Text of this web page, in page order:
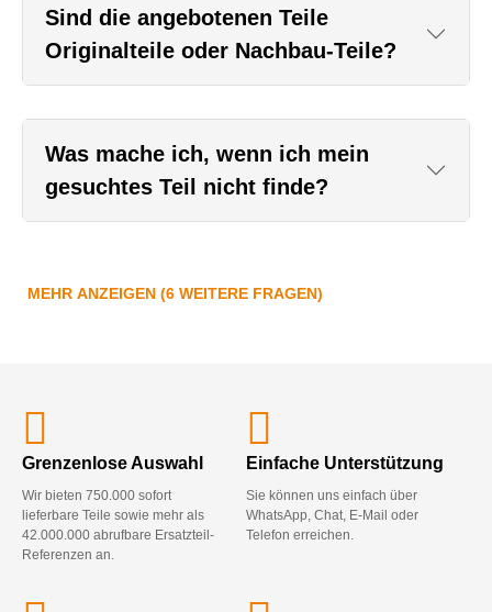
Sind die angebotenen Teile
Originalteile oder Nachbau-Teile?
Was mache ich, wenn ich mein
gesuchtes Teil nicht finde?
MEHR ANZEIGEN (6 WEITERE FRAGEN)
Grenzenlose Auswahl
Wir bieten 750.000 sofort
lieferbare Teile sowie mehr als
42.000.000 abrufbare Ersatzteil-
Referenzen an.
Einfache Unterstützung
Sie können uns einfach über
WhatsApp, Chat, E-Mail oder
Telefon erreichen.